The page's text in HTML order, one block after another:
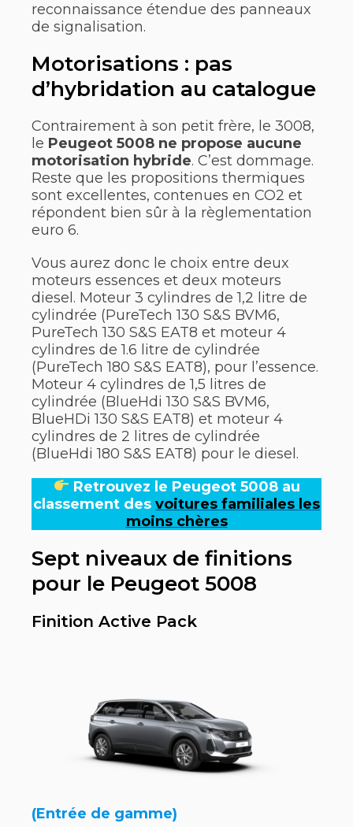
reconnaissance étendue des panneaux
de signalisation.
Motorisations : pas
d’hybridation au catalogue
Contrairement à son petit frère, le 3008,
le Peugeot 5008 ne propose aucune
motorisation hybride. C’est dommage.
Reste que les propositions thermiques
sont excellentes, contenues en CO2 et
répondent bien sûr à la règlementation
euro 6.
Vous aurez donc le choix entre deux
moteurs essences et deux moteurs
diesel. Moteur 3 cylindres de 1,2 litre de
cylindrée (PureTech 130 S&S BVM6,
PureTech 130 S&S EAT8 et moteur 4
cylindres de 1.6 litre de cylindrée
(PureTech 180 S&S EAT8), pour l’essence.
Moteur 4 cylindres de 1,5 litres de
cylindrée (BlueHdi 130 S&S BVM6,
BlueHDi 130 S&S EAT8) et moteur 4
cylindres de 2 litres de cylindrée
(BlueHdi 180 S&S EAT8) pour le diesel.
Retrouvez le Peugeot 5008 au
classement des voitures familiales les
moins chères
Sept niveaux de finitions
pour le Peugeot 5008
Finition Active Pack
(Entrée de gamme)